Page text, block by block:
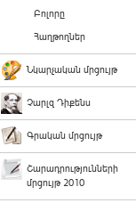
Բոլորը
Հաղթողներ
Նկարչական մրցույթ
Չարլզ Դիքենս
Գրական մրցույթ
Շարադրությունների
մրցույթ 2010